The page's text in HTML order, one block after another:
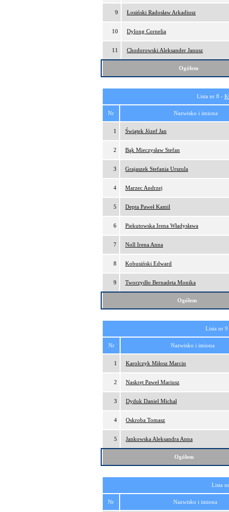
9 Łosiński Radosław Arkadiusz
10 Dylong Cornelia
11 Chodorowski Aleksander Janusz
Ogółem
Lista nr 8 -
Nr Nazwisko i imiona
1 Świątek Józef Jan
2 Bąk Mieczysław Stefan
3 Grajaszek Stefania Urszula
4 Marzec Andrzej
5 Depta Paweł Kamil
6 Piekutowska Irena Władysława
7 Noll Irena Anna
8 Kobusiński Edward
9 Tworzydło Bernadeta Monika
Ogółem
Lista nr
Nr Nazwisko i imiona
1 Karolczyk Miłosz Marcin
2 Naskręt Paweł Mariusz
3 Dyduk Daniel Michał
4 Oskroba Tomasz
5 Jankowska Aleksandra Anna
Ogółem
Lista
Nr Nazwisko i imiona